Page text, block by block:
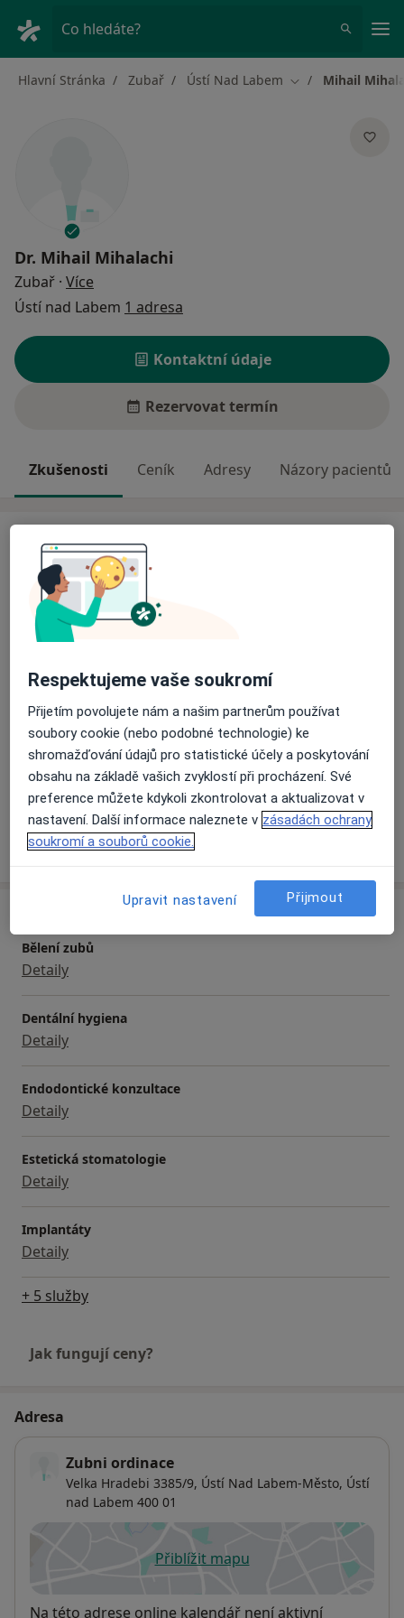
Co hledáte?
Hlavní Stránka Zubař Ústí Nad Labem Změna města
Mihail
Dr. Mihail Mihalachi
Zubař · Více
Ústí nad Labem 1 adresa
Kontaktní údaje
Rezervovat termín
Zkušenosti Ceník Adresy Názory pacientů
Odborník na:
Zubní lékařství
Hlavní léčená onemocnění
Zubní kaz
Onemocnění zubní dřeně
Nemoci zubů
Pacienti, které ošetřuji
Dospělí
Děti
Více
Služby a ceník služeb
Bělení zubů
Detaily
Dentální hygiena
Detaily
Endodontické konzultace
Detaily
Estetická stomatologie
Detaily
Implantáty
Detaily
+ 5 služby
Jak fungují ceny?
Adresa
Zubni ordinace
Velka Hradebi 3385/9, Ústí Nad Labem-Město, Ústí
nad Labem 400 01
Přiblížit mapuse otevře v nové záložce
Dostupnost
Na této adrese online kalendář není aktivní
Respektujeme vaše soukromí
Přijetím povolujete nám a našim partnerům používat
soubory cookie (nebo podobné technologie) ke
shromažďování údajů pro statistické účely a poskytování
obsahu na základě vašich zvyklostí při procházení. Své
preference můžete kdykoli zkontrolovat a aktualizovat v
nastavení. Další informace naleznete v zásadách ochrany
soukromí a souborů cookie.
Upravit nastavení Přijmout